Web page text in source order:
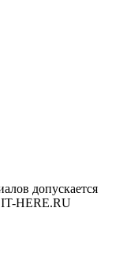
допускается
IT-HERE.RU